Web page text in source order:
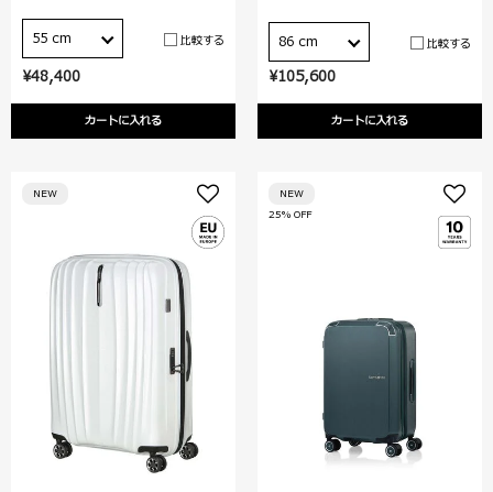
¥48,400
カートに入れる
55 cm 比較する
¥105,600
カートに入れる
86 cm 比較する
NEW
25% OFF
NEW